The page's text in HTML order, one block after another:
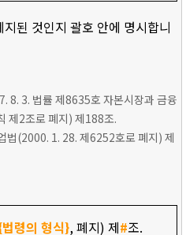
된 것인지 괄호 안에 명시합니
8. 3. 법률 제8635호 자본시장과 금융
제2조로 폐지) 제188조.
법(2000. 1. 28. 제6252호로 폐지) 제
령의 형식}, 폐지) 제#조.